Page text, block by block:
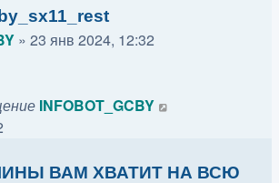
» 23 янв 2024, 12:32
INFOBOT_GCBY
ВАМ ХВАТИТ НА ВСЮ